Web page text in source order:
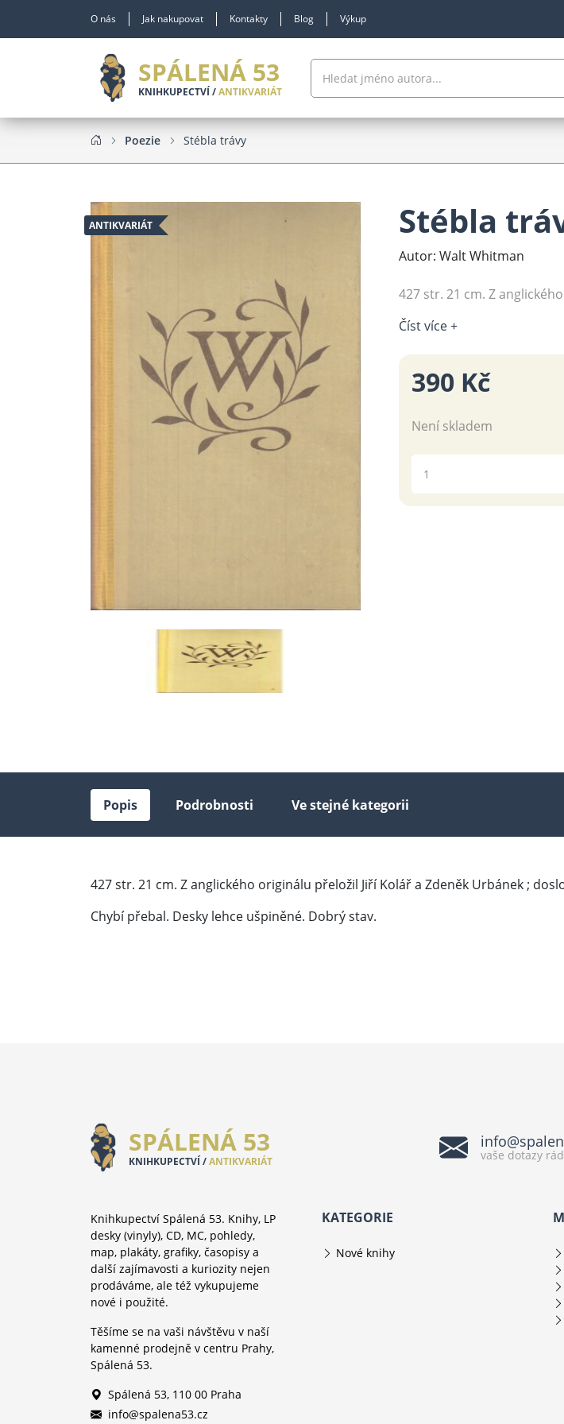
O nás Jak nakupovat Kontakty Blog Výkup
SPÁLENÁ 53
KNIHKUPECTVÍ /ANTIKVARIÁT
Poezie Stébla trávy
ANTIKVARIÁT Stébla
Autor: Walt Whitman
427 str. 21 cm. Z
Číst více +
390 Kč
Není skladem
Popis Podrobnosti Ve stejné kategorii
427 str. 21 cm. Z anglického originálu přeložil Jiří Kolář a Zdeněk Urbánek ;
Chybí přebal. Desky lehce ušpiněné. Dobrý stav.
SPÁLENÁ 53
KNIHKUPECTVÍ /ANTIKVARIÁT vaše dotazy
Knihkupectví Spálená 53. Knihy, LP
desky (vinyly), CD, MC, pohledy,
map, plakáty, grafiky, časopisy a
další zajímavosti a kuriozity nejen
prodáváme, ale též vykupujeme
nové i použité.
Těšíme se na vaši návštěvu v naší
kamenné prodejně v centru Prahy,
Spálená 53.
Spálená 53, 110 00 Praha
info@spalena53.cz
KATEGORIE
Nové knihy